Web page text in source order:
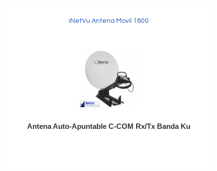
iNetVu Antena Movil 1800
Antena Auto-Apuntable C-COM Rx/Tx Banda Ku